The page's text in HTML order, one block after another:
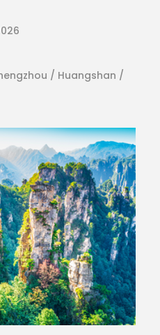
/ Huangshan /